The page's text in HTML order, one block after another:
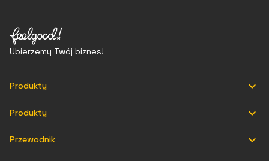
Ubierzemy Twój biznes!
Produkty 
Produkty 
Przewodnik
